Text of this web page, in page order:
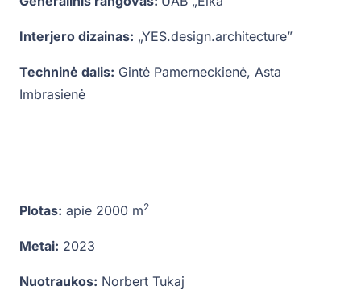
Interjero dizainas: „YES.design.architecture”
Techninė dalis: Gintė Pamerneckienė, Asta
Imbrasienė
Plotas: apie 2000 m2
Metai: 2023
Nuotraukos: Norbert Tukaj